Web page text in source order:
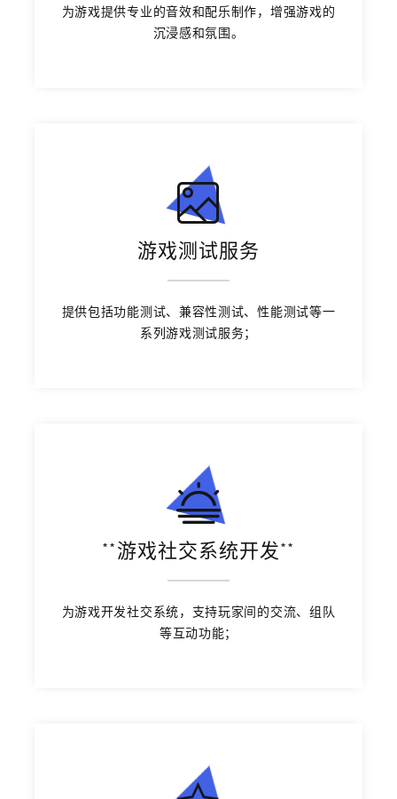
为游戏提供专业的音效和配乐制作，增强游戏的
沉浸感和氛围。
游戏测试服务
提供包括功能测试、兼容性测试、性能测试等一
系列游戏测试服务；
**游戏社交系统开发**
为游戏开发社交系统，支持玩家间的交流、组队
等互动功能；